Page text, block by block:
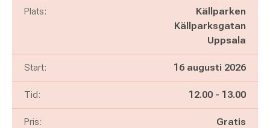
Plats:
Källparken
Källparksgatan
Uppsala
Start: 16 augusti 2026
Tid: Pågår mellan
12.00 - och
13.00
Pris: Gratis